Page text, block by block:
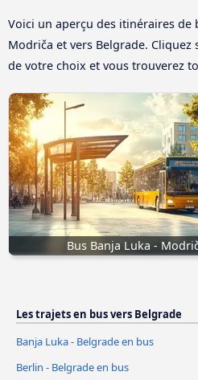
Voici un aperçu des itinéraires de
Modriča et vers Belgrade.
de votre choix et vous trouverez
Bus Banja Luka -
Les trajets en bus vers Belgrade
Banja Luka - Belgrade en bus
Berlin - Belgrade en bus